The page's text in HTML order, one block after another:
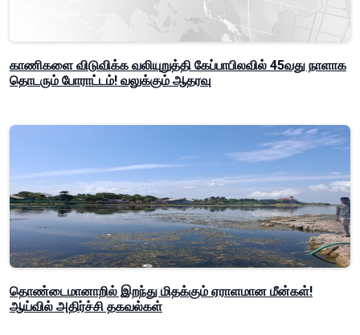
காணிகளை விடுவிக்க வலியுறுத்தி கேப்பாபிலவில் 45வது நாளாக
தொடரும் போராட்டம்! வலுக்கும் ஆதரவு
தொண்டைமானாறில் இறந்து மிதக்கும் ஏராளமான மீன்கள்!
ஆய்வில் அதிர்ச்சி தகவல்கள்